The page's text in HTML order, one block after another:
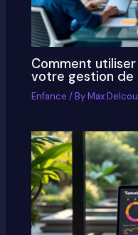
Comment
votre gestion de
Enfance / ByMax